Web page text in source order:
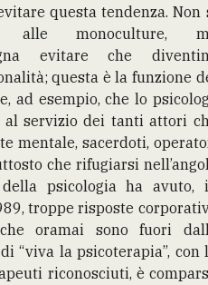
questa tendenza. Non
alle monoculture,
evitare che
questa è la funzione
ad esempio, che lo
al servizio dei tanti attori
mentale, sacerdoti,
che rifugiarsi
della psicologia ha avuto,
troppe risposte
oramai sono fuori
“viva la psicoterapia”, con
riconosciuti, è